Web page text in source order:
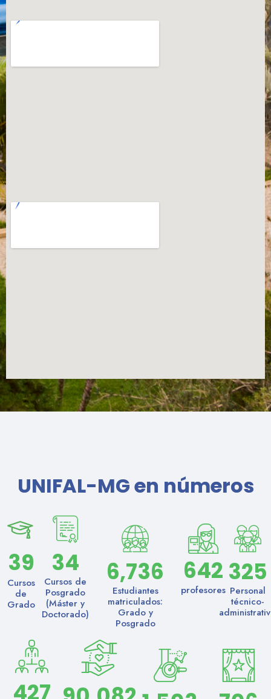
UNIFAL-MG en números
39
Cursos
de
Grado
34
Cursos de
Posgrado
(Máster y
Doctorado)
6,736
Estudiantes
matriculados:
Grado y
Posgrado
642
profesores
325
Personal
técnico-
427